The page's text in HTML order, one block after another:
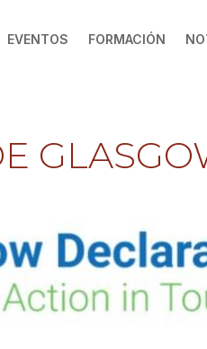
EVENTOS FORMACIÓN